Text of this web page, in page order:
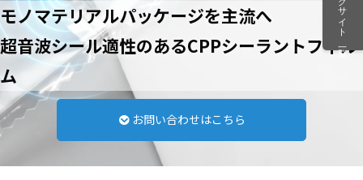
モノマテリアルパッケージを主流へ
超音波シール適性のあるCPPシーラントフィル
ム
お問い合わせはこちら